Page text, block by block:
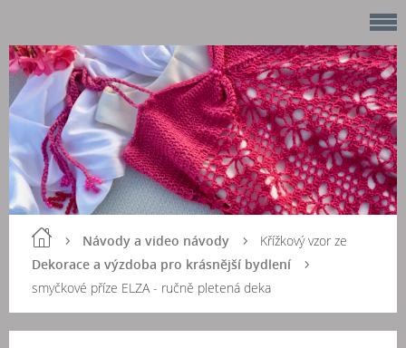
Návody a video návody
Dekorace a výzdoba pro krásnější bydlení
Křížkový vzor ze
smyčkové příze ELZA - ručně pletená deka